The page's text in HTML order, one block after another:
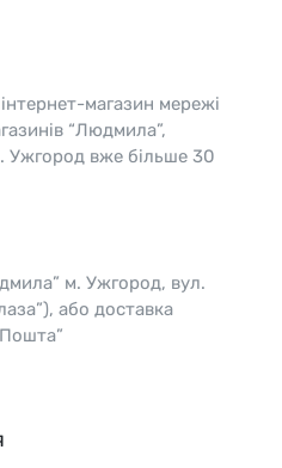
магазин мережі
“Людмила”,
Ужгород вже більше 30
м. Ужгород, вул.
або доставка